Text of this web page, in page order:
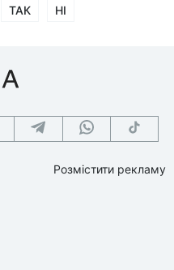
ТАК НІ
Розмістити рекламу